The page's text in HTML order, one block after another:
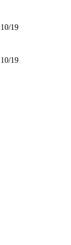
19
19